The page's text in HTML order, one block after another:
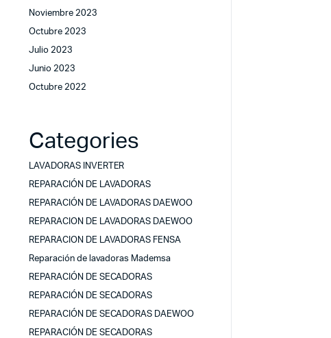
Noviembre 2023
Octubre 2023
Julio 2023
Junio 2023
Octubre 2022
Categories
LAVADORAS INVERTER
REPARACIÓN DE LAVADORAS
REPARACIÓN DE LAVADORAS DAEWOO
REPARACION DE LAVADORAS DAEWOO
REPARACION DE LAVADORAS FENSA
Reparación de lavadoras Mademsa
REPARACIÓN DE SECADORAS
REPARACIÓN DE SECADORAS
REPARACIÓN DE SECADORAS DAEWOO
REPARACIÓN DE SECADORAS